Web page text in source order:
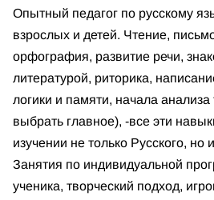
Опытный педагог по русскому
взрослых и детей. Чтение,
орфография, развитие речи,
литературой, риторика,
логики и памяти, начала анализа
выбрать главное), -все эти
изучении не только Русского, но
Занятия по индивидуальной
ученика, творческий подход,